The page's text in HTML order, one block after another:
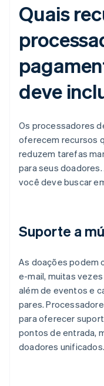
Quais
deve
Os processadores
oferecem recursos
reduzem tarefas
para seus
você deve buscar
Suporte a
As doações podem
e-mail, muitas
além de eventos e
pares.
para oferecer
pontos de entrada,
doadores unificados.